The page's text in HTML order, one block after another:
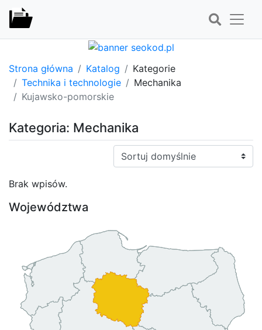
Strona główna Katalog
Kategorie
Technika i technologie
Mechanika
Kujawsko-pomorskie
Kategoria: Mechanika
Sortuj:
Brak wpisów.
Województwa